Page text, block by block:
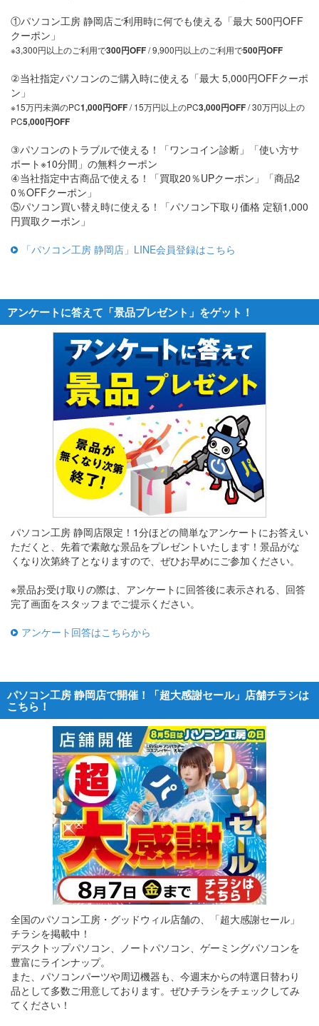
①パソコン工房 静岡店ご利用時に何でも使える「最大 500円OFF
クーポン」
※3,300円以上のご利用で300円OFF/ 9,900円以上のご利用で500円OFF
②当社指定パソコンのご購入時に使える「最大 5,000円OFFクーポ
ン」
※15万円未満のPC1,000円OFF/ 15万円以上のPC3,000円OFF/ 30万円以上の
PC5,000円OFF
③パソコンのトラブルで使える！「ワンコイン診断」「使い方サ
ポート※10分間」の無料クーポン
④当社指定中古商品で使える！「買取20％UPクーポン」「商品2
0％OFFクーポン」
⑤パソコン買い替え時に使える！「パソコン下取り価格 定額1,000
円買取クーポン」
「パソコン工房 静岡店」LINE会員登録はこちら
アンケートに答えて「景品プレゼント」をゲット！
パソコン工房 静岡店限定！1分ほどの簡単なアンケートにお答えい
ただくと、先着で素敵な景品をプレゼントいたします！景品がな
くなり次第終了となりますので、ぜひお早めにご参加ください。
※景品お受け取りの際は、アンケートに回答後に表示される、回答
完了画面をスタッフまでご提示ください。
アンケート回答はこちらから
パソコン工房 静岡店で開催！「超大感謝セール」店舗チラシは
こちら！
全国のパソコン工房・グッドウィル店舗の、「超大感謝セール」
チラシを掲載中！
デスクトップパソコン、ノートパソコン、ゲーミングパソコンを
豊富にラインナップ。
また、パソコンパーツや周辺機器も、今週末からの特選日替わり
品として多数ご用意しております。ぜひチラシをチェックしてみ
てください！